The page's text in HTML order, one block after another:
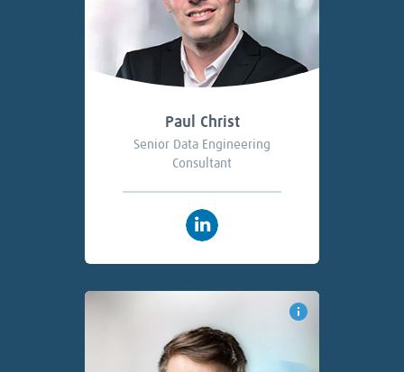
Paul Christ
Senior Data Engineering
Consultant